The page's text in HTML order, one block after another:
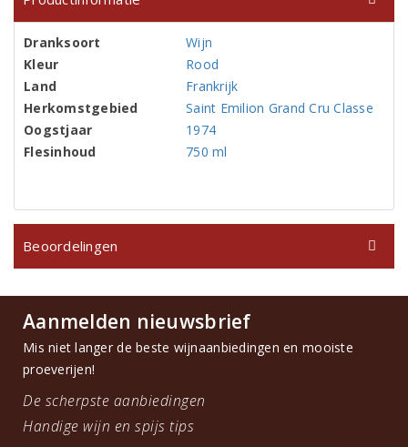
Dranksoort
Wijn
Kleur
Rood
Land
Frankrijk
Herkomstgebied
Saint Emilion Grand Cru Classe
Oogstjaar
1974
Flesinhoud
750 ml
Beoordelingen
Aanmelden nieuwsbrief
Mis niet langer de beste wijnaanbiedingen en mooiste
proeverijen!
De scherpste aanbiedingen
Handige wijn en spijs tips